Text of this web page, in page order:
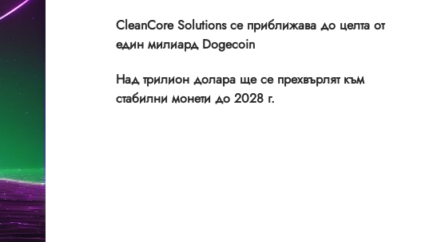
CleanCore Solutions се приближава до целта от
един милиард Dogecoin
Над трилион долара ще се прехвърлят към
стабилни монети до 2028 г.